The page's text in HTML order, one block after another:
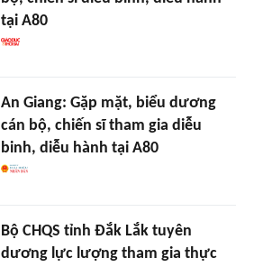
tại A80
An Giang: Gặp mặt, biểu dương
cán bộ, chiến sĩ tham gia diễu
binh, diễu hành tại A80
Bộ CHQS tỉnh Đắk Lắk tuyên
dương lực lượng tham gia thực